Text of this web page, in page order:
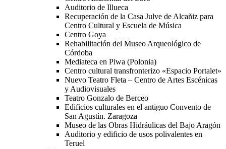
Auditorio de Illueca
Recuperación de la Casa Julve de Alcañiz para
Centro Cultural y Escuela de Música
Centro Goya
Rehabilitación del Museo Arqueológico de
Córdoba
Mediateca en Piwa (Polonia)
Centro cultural transfronterizo «Espacio Portalet»
Nuevo Teatro Fleta – Centro de Artes Escénicas
y Audiovisuales
Teatro Gonzalo de Berceo
Edificios culturales en el antiguo Convento de
San Agustín. Zaragoza
Museo de las Obras Hidráulicas del Bajo Aragón
Auditorio y edificio de usos polivalentes en
Teruel